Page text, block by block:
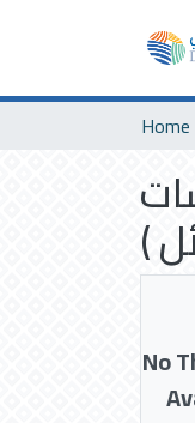
Home
)
No